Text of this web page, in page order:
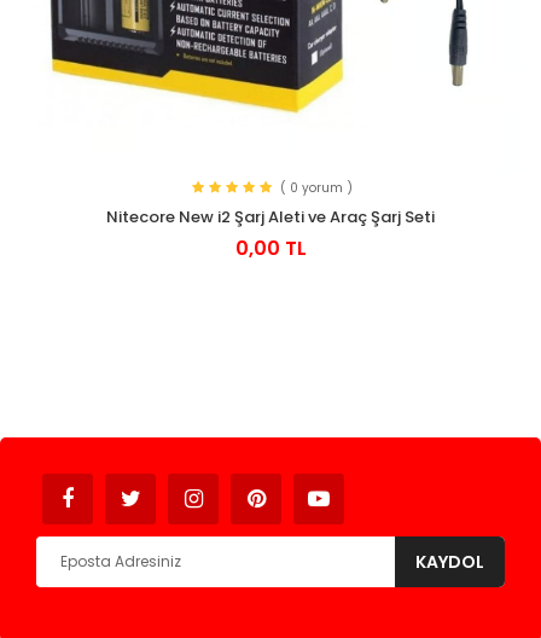
( 0 yorum )
Nitecore New i2 Şarj Aleti ve Araç Şarj Seti
0,00 TL
KAYDOL